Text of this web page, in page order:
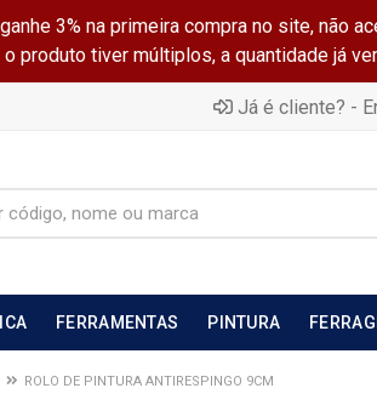
3% na primeira compra no site, não
produto tiver múltiplos, a quantidade já
Já é cliente? -
FERRAMENTAS PINTURA
ROLO DE PINTURA ANTIRESPINGO 9CM